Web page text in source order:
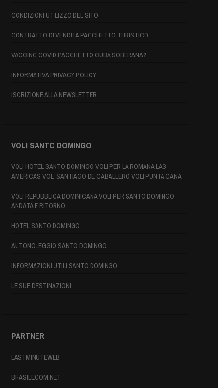
CONDIZIONI UTILIZZO DEL SITO
CONTRATTO DI VENDITA PACCHETTO TURISTICO
VACCINO COVID PACCHETTO CUBA SOBERANA2
INFORMATIVA PRIVACY POLICY
ISCRIZIONE ALLA NEWSLETTER
VOLI SANTO DOMINGO
VOLI HOTEL SANTO DOMINGO VOLI PER LA ROMANA LAS
AMERICAS VOLI SANTIAGO DE CABALLERO VOLI PUNTA CANA
VOLI REPUBBLICA DOMINICANA VOLI PER SANTO DOMINGO
ANDATA E RITORNO
HOTEL SANTO DOMINGO
AUTONOLEGGIO SANTO DOMINGO
INFORMAZIONI UTILI SANTO DOMINGO
LE SUE DESTINAZIONI
PARTNER
LASTMINUTEWEB
BRASILECOM.NET